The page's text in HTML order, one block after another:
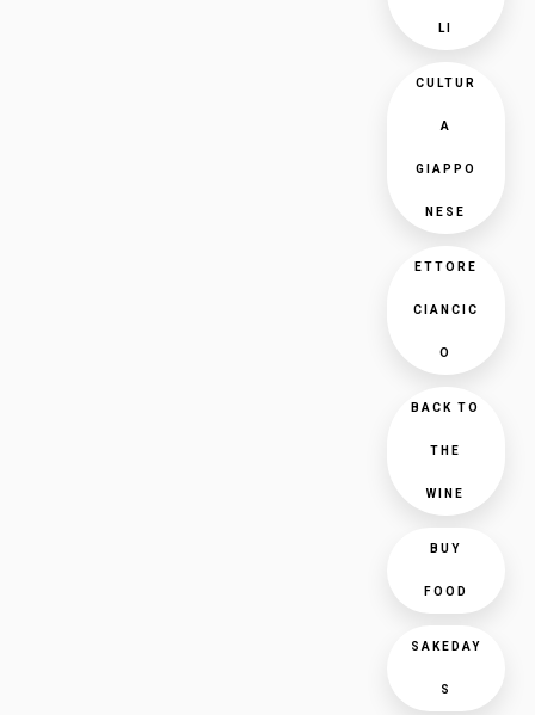
LI
CULTUR
A
GIAPPO
NESE
ETTORE
CIANCIC
O
BACK TO
THE
WINE
BUY
FOOD
SAKEDAY
S